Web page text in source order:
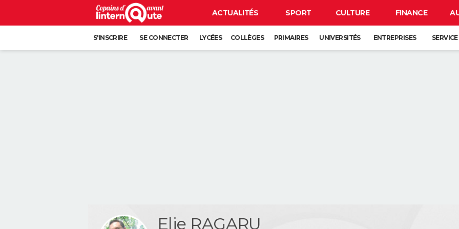
ACTUALITÉS SPORT CULTURE FINANCE
S'INSCRIRE SE CONNECTER LYCÉES COLLÈGES PRIMAIRES UNIVERSITÉS ENTREPRISES
Elie RAGARU